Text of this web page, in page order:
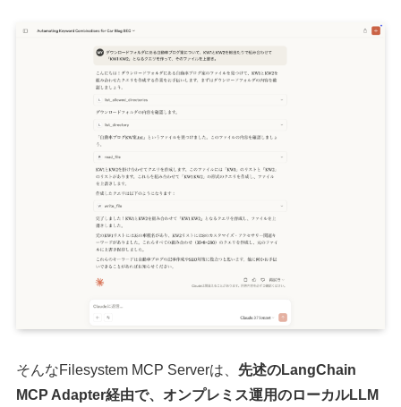
そんなFilesystem MCP Serverは、 先述のLangChain
MCP Adapter経由で、オンプレミス運用のローカルLLM